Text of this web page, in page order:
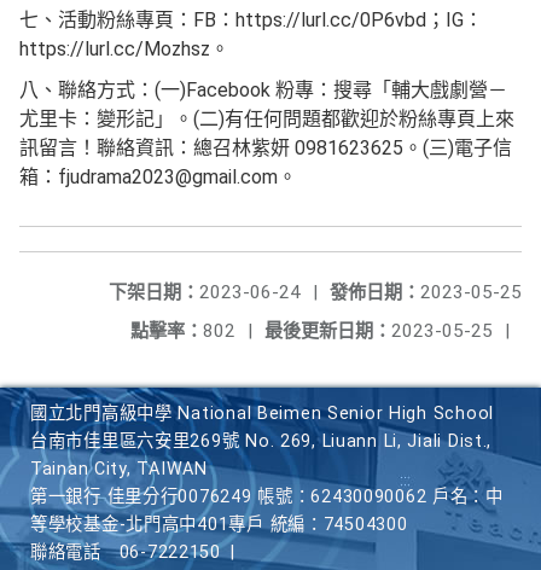
七、活動粉絲專頁：FB：https://lurl.cc/0P6vbd；IG：
https://lurl.cc/Mozhsz。
八、聯絡方式：(一)Facebook 粉專：搜尋「輔大戲劇營－
尤里卡：變形記」。(二)有任何問題都歡迎於粉絲專頁上來
訊留言！聯絡資訊：總召林紫妍 0981623625。(三)電子信
箱：fjudrama2023@gmail.com。
發佈日期： 2023-05-25
下架日期： 2023-06-24
|
最後更新日期： 2023-05-25 |
點擊率： 802 |
國立北門高級中學 National Beimen Senior High School
台南市佳里區六安里269號 No. 269, Liuann Li, Jiali Dist.,
Tainan City, TAIWAN
第一銀行 佳里分行0076249 帳號：62430090062 戶名：中
等學校基金-北門高中401專戶 統編：74504300
聯絡電話
06-7222150